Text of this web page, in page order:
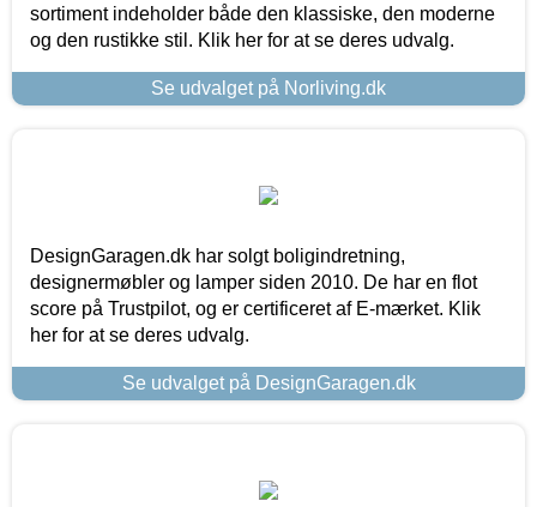
sortiment indeholder både den klassiske, den moderne
og den rustikke stil. Klik her for at se deres udvalg.
Se udvalget på Norliving.dk
DesignGaragen.dk har solgt boligindretning,
designermøbler og lamper siden 2010. De har en flot
score på Trustpilot, og er certificeret af E-mærket. Klik
her for at se deres udvalg.
Se udvalget på DesignGaragen.dk